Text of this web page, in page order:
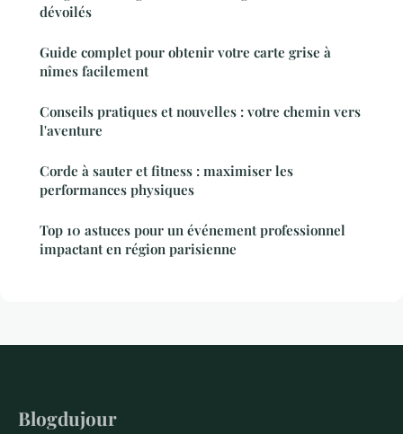
dévoilés
Guide complet pour obtenir votre carte grise à
nîmes facilement
Conseils pratiques et nouvelles : votre chemin vers
l'aventure
Corde à sauter et fitness : maximiser les
performances physiques
Top 10 astuces pour un événement professionnel
impactant en région parisienne
Blogdujour